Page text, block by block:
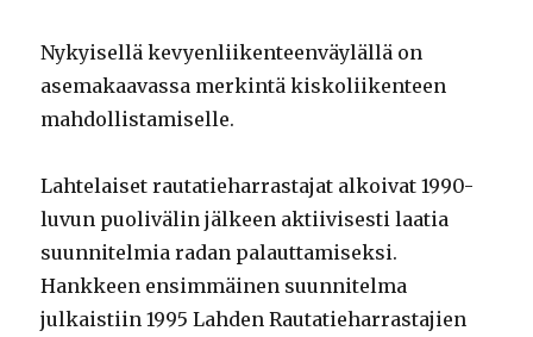
Nykyisellä kevyenliikenteenväylällä on
asemakaavassa merkintä kiskoliikenteen
mahdollistamiselle.
Lahtelaiset rautatieharrastajat alkoivat 1990-
luvun puolivälin jälkeen aktiivisesti laatia
suunnitelmia radan palauttamiseksi.
Hankkeen ensimmäinen suunnitelma
julkaistiin 1995 Lahden Rautatieharrastajien